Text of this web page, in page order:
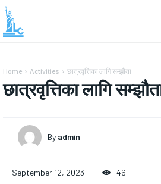
Home Activities छात्रवृत्तिका लागि सम्झौता
छात्रवृत्तिका लागि
By admin
September 12, 2023 46